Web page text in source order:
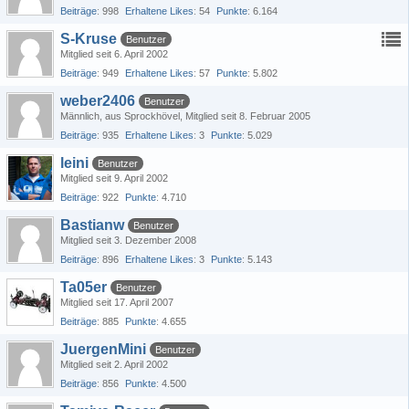
Beiträge 998 Erhaltene Likes 54 Punkte 6.164
S-Kruse
Benutzer
Mitglied seit 6. April 2002
Beiträge 949 Erhaltene Likes 57 Punkte 5.802
weber2406
Benutzer
Männlich aus Sprockhövel Mitglied seit 8. Februar 2005
Beiträge 935 Erhaltene Likes 3 Punkte 5.029
leini
Benutzer
Mitglied seit 9. April 2002
Beiträge 922 Punkte 4.710
Bastianw
Benutzer
Mitglied seit 3. Dezember 2008
Beiträge 896 Erhaltene Likes 3 Punkte 5.143
Ta05er
Benutzer
Mitglied seit 17. April 2007
Beiträge 885 Punkte 4.655
JuergenMini
Benutzer
Mitglied seit 2. April 2002
Beiträge 856 Punkte 4.500